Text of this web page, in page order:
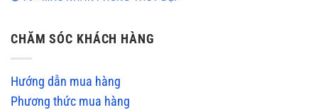
CHĂM SÓC KHÁCH HÀNG
Hướng dẫn mua hàng
Phương thức mua hàng